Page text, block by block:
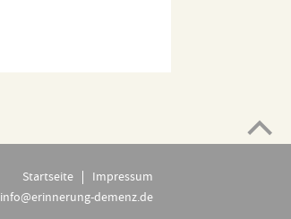
Startseite
Impressum
info@erinnerung-demenz.de